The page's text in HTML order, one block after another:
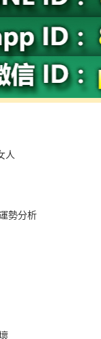
人
勢分析